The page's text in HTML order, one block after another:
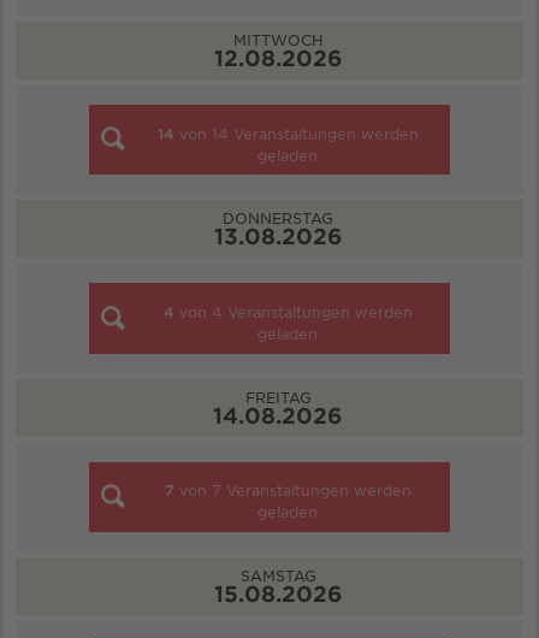
MITTWOCH
12.08.2026
14 von 14 Veranstaltungen werden
geladen
DONNERSTAG
13.08.2026
4 von 4 Veranstaltungen werden
geladen
FREITAG
14.08.2026
7 von 7 Veranstaltungen werden
geladen
SAMSTAG
15.08.2026